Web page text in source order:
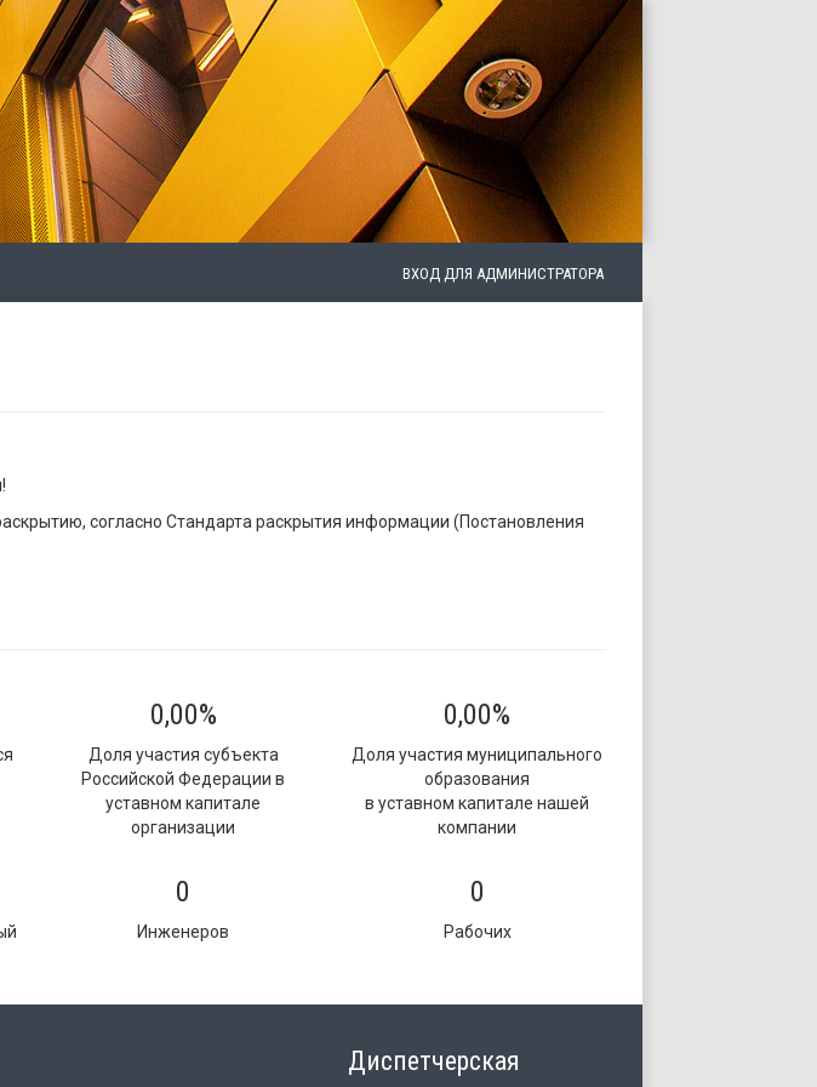
ВХОД ДЛЯ АДМИНИСТРАТОРА
согласно Стандарта раскрытия информации (Постановления
0,00%
Доля участия субъекта
Российской Федерации в
уставном капитале
организации
0,00%
Доля участия муниципального
образования
в уставном капитале нашей
компании
0
Инженеров
0
Рабочих
Диспетчерская